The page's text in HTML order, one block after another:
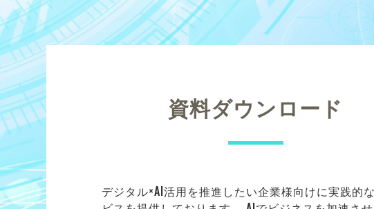
資料ダウンロード
デジタル×AI活用を推進したい企業様向けに実践的